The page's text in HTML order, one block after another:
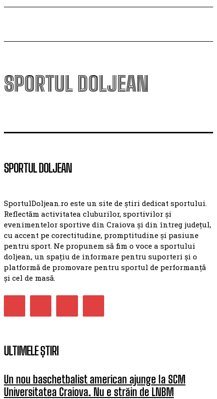
SPORTUL DOLJEAN
SPORTUL DOLJEAN
SportulDoljean.ro este un site de știri dedicat sportului.
Reflectăm activitatea cluburilor, sportivilor și
evenimentelor sportive din Craiova și din întreg județul,
cu accent pe corectitudine, promptitudine și pasiune
pentru sport. Ne propunem să fim o voce a sportului
doljean, un spațiu de informare pentru suporteri și o
platformă de promovare pentru sportul de performanță
și cel de masă.
ULTIMELE ȘTIRI
Un nou baschetbalist american ajunge la SCM
Universitatea Craiova. Nu e străin de LNBM